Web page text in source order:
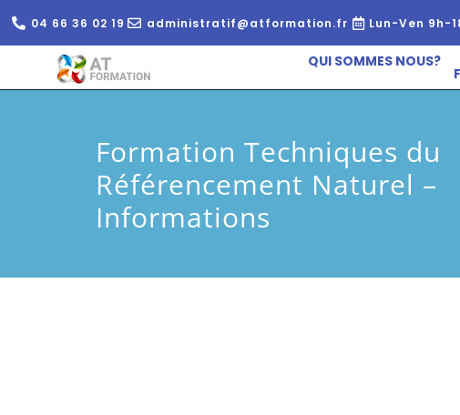
04 66 36 02 19 administratif@atformation.fr Lun-Ven 9h-
QUI SOMMES NOUS?
Formation Techniques du
Référencement Naturel –
Informations